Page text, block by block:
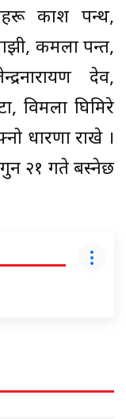
प्रकाश पन्थ,
कमला पन्त,
देव,
विमला घिमिरे
धारणा राखे ।
२१ गते बस्नेछ